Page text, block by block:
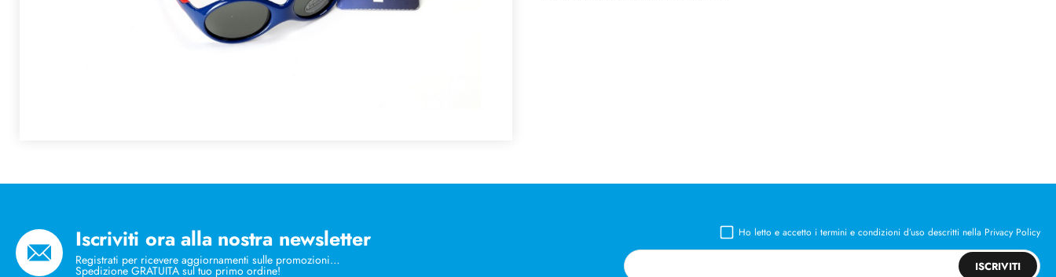
Iscriviti ora alla nostra newsletter
Registrati per ricevere aggiornamenti sulle promozioni…
Spedizione GRATUITA sul tuo primo ordine!
Ho letto e accetto i termini e condizioni d’uso descritti nella Privacy Policy
ISCRIVITI